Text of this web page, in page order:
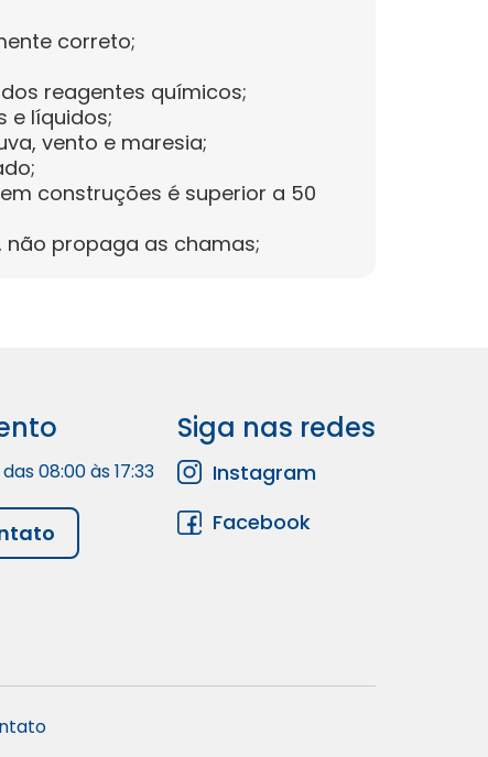
correto;
reagentes químicos;
e líquidos;
vento e maresia;
construções é superior a 50
não propaga as chamas;
das 08:00 às 17:33
Siga nas redes
Instagram
Facebook